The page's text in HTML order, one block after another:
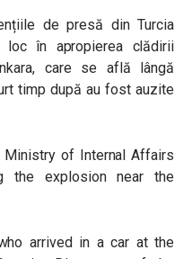
de presă din Turcia
în apropierea clădirii
care se află lângă
timp după au fost auzite
of Internal Affairs
the explosion near the
arrived in a car at the